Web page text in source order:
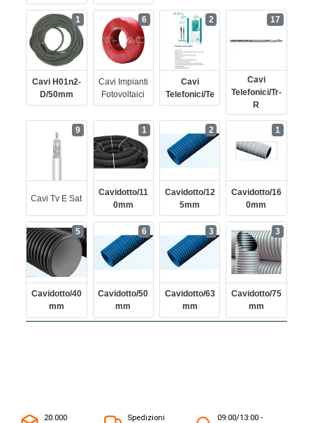
Cavi H01n2-
D/50mm
1
Cavi Impianti
Fotovoltaici
6
Cavi
Telefonici/te
2
Cavi
Telefonici/tr-
R
17
Cavi Tv E Sat
9
Cavidotto/11
0mm
1
Cavidotto/12
5mm
2
Cavidotto/16
0mm
1
Cavidotto/40
Mm
5
Cavidotto/50
Mm
6
Cavidotto/63
Mm
3
Cavidotto/75
Mm
3
20.000
Spedizioni
09:00/13:00 -